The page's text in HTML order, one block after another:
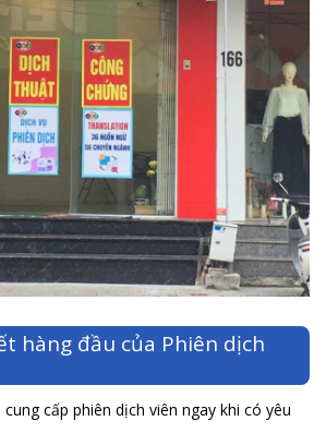
hàng đầu của Phiên dịch
cấp phiên dịch viên ngay khi có yêu